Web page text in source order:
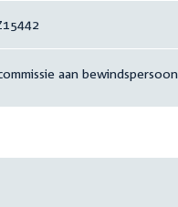
aan bewindspersoon